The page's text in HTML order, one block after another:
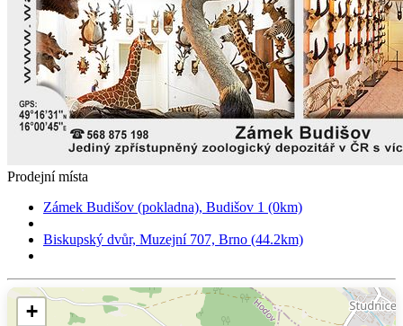
Prodejní místa
Zámek Budišov (pokladna), Budišov 1 (0km)
Biskupský dvůr, Muzejní 707, Brno (44.2km)
+